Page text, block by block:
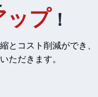
ップ ！
とコスト削減ができ、
ただきます。